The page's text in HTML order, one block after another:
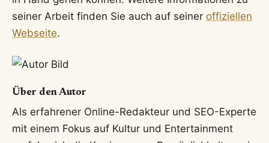
Außerdem ist ein neues Programm mit dem
Arbeitstitel „LIEBE“ geplant.
Manuel Rubey hat zwei Bücher veröffentlicht:
Seinen Bestseller „Einmal noch schlafen, dann ist
Fazit